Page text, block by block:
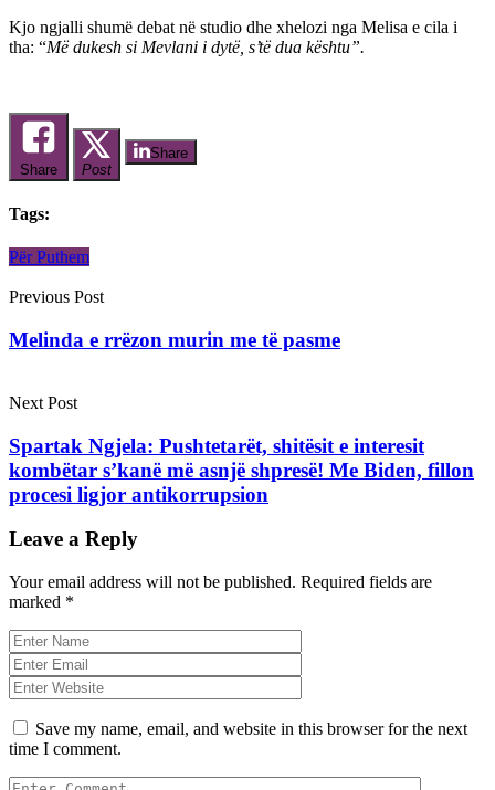
Kjo ngjalli shumë debat në studio dhe xhelozi nga Melisa e cila i
tha: “Më dukesh si Mevlani i dytë, s’të dua kështu”.
Share Post
Share
Tags:
Për Puthem
Previous Post
Melinda e rrëzon murin me të pasme
Next Post
Spartak Ngjela: Pushtetarët, shitësit e interesit
kombëtar s’kanë më asnjë shpresë! Me Biden, fillon
procesi ligjor antikorrupsion
Leave a Reply
Your email address will not be published. Required fields are
marked *
Save my name, email, and website in this browser for the next
time I comment.